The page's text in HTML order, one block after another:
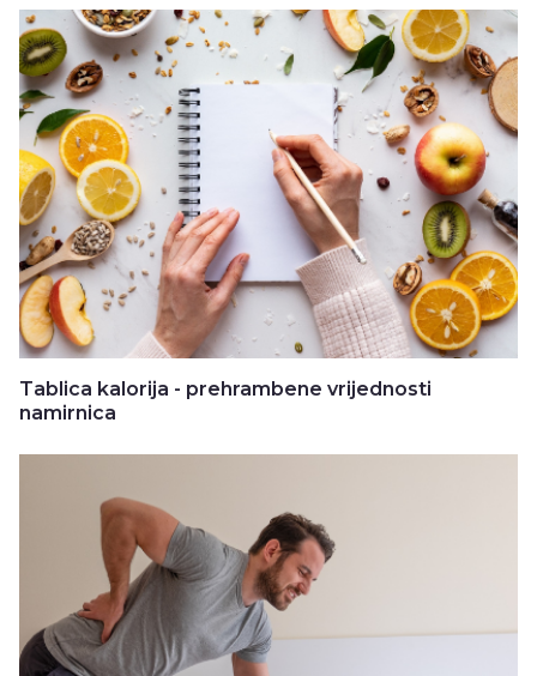
Tablica kalorija - prehrambene vrijednosti
namirnica